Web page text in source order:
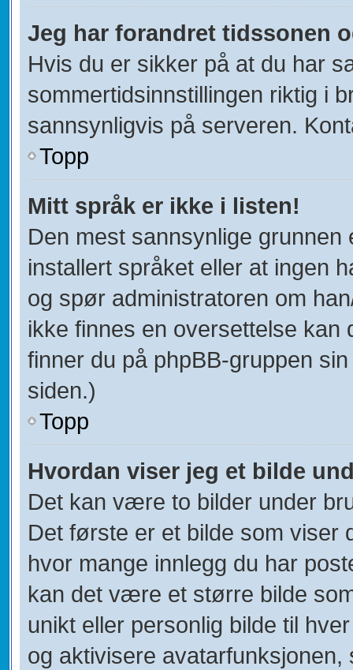
Jeg har forandret tidssonen
Hvis du er sikker på at du har
sommertidsinnstillingen riktig i
sannsynligvis på serveren.
Topp
Mitt språk er ikke i listen!
Den mest sannsynlige
installert språket eller at ingen
og spør administratoren om
ikke finnes en oversettelse kan
finner du på phpBB-gruppen
siden.)
Topp
Hvordan viser jeg et bilde
Det kan være to bilder under
Det første er et bilde som viser
hvor mange innlegg du har
kan det være et større bilde
unikt eller personlig bilde til
og aktivisere